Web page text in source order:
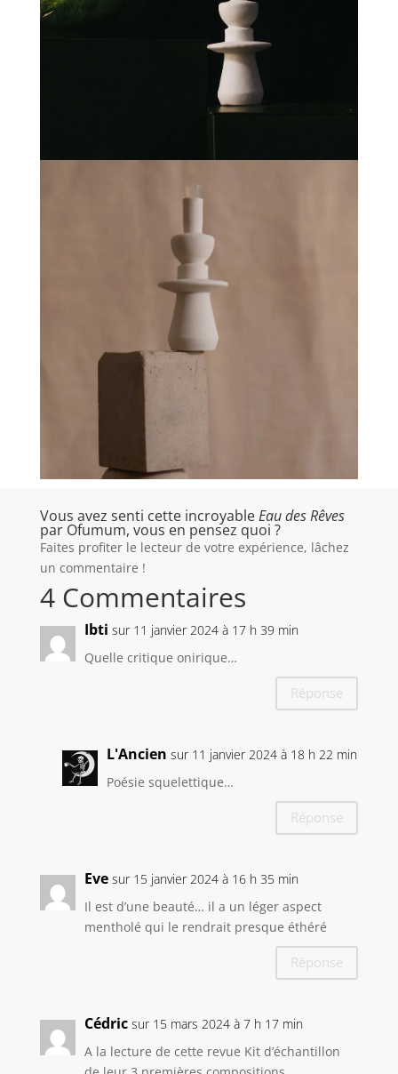
Vous avez senti cette incroyableEau des Rêves
par Ofumum, vous en pensez quoi ?
Faites profiter le lecteur de votre expérience, lâchez
un commentaire !
4 Commentaires
Ibti sur 11 janvier 2024 à 17 h 39 min
Quelle critique onirique…
Réponse
L'Ancien sur 11 janvier 2024 à 18 h 22 min
Poésie squelettique…
Réponse
Eve sur 15 janvier 2024 à 16 h 35 min
Il est d’une beauté… il a un léger aspect
mentholé qui le rendrait presque éthéré
Réponse
Cédric sur 15 mars 2024 à 7 h 17 min
A la lecture de cette revue Kit d’échantillon